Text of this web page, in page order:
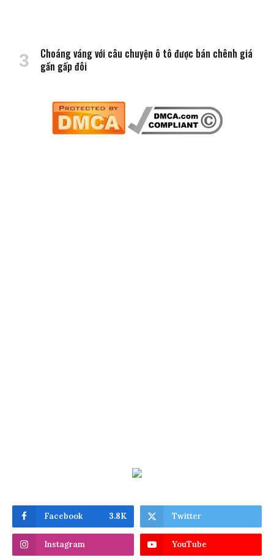
Choáng váng với câu chuyện ô tô được bán chênh giá
gần gấp đôi
Facebook 3.8K Twitter
Instagram YouTube